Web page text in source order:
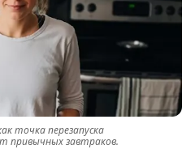
точка перезапуска
привычных завтраков.